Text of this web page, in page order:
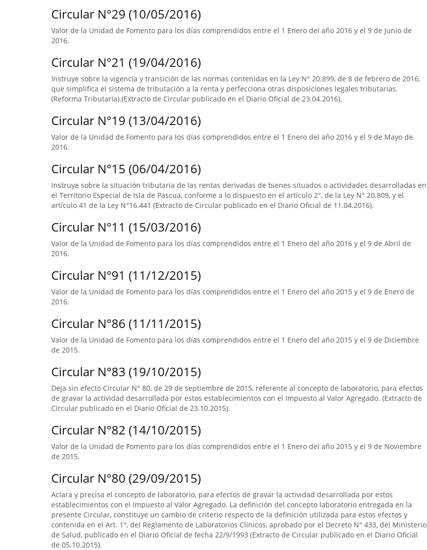
Circular N°29 (10/05/2016)
Valor de la Unidad de Fomento para los días comprendidos entre el 1 Enero del año 2016 y el 9 de Junio de
2016.
Circular N°21 (19/04/2016)
Instruye sobre la vigencia y transición de las normas contenidas en la Ley N° 20.899, de 8 de febrero de 2016,
que simplifica el sistema de tributación a la renta y perfecciona otras disposiciones legales tributarias.
(Reforma Tributaria).(Extracto de Circular publicado en el Diario Oficial de 23.04.2016).
Circular N°19 (13/04/2016)
Valor de la Unidad de Fomento para los días comprendidos entre el 1 Enero del año 2016 y el 9 de Mayo de
2016.
Circular N°15 (06/04/2016)
Instruye sobre la situación tributaria de las rentas derivadas de bienes situados o actividades desarrolladas en
el Territorio Especial de Isla de Pascua, conforme a lo dispuesto en el artículo 2°, de la Ley N° 20.809, y el
artículo 41 de la Ley N°16.441 (Extracto de Circular publicado en el Diario Oficial de 11.04.2016).
Circular N°11 (15/03/2016)
Valor de la Unidad de Fomento para los días comprendidos entre el 1 Enero del año 2016 y el 9 de Abril de
2016.
Circular N°91 (11/12/2015)
Valor de la Unidad de Fomento para los días comprendidos entre el 1 Enero del año 2015 y el 9 de Enero de
2016.
Circular N°86 (11/11/2015)
Valor de la Unidad de Fomento para los días comprendidos entre el 1 Enero del año 2015 y el 9 de Diciembre
de 2015.
Circular N°83 (19/10/2015)
Deja sin efecto Circular N° 80, de 29 de septiembre de 2015, referente al concepto de laboratorio, para efectos
de gravar la actividad desarrollada por estos establecimientos con el Impuesto al Valor Agregado. (Extracto de
Circular publicado en el Diario Oficial de 23.10.2015).
Circular N°82 (14/10/2015)
Valor de la Unidad de Fomento para los días comprendidos entre el 1 Enero del año 2015 y el 9 de Noviembre
de 2015.
Circular N°80 (29/09/2015)
Aclara y precisa el concepto de laboratorio, para efectos de gravar la actividad desarrollada por estos
establecimientos con el Impuesto al Valor Agregado. La definición del concepto laboratorio entregada en la
presente Circular, constituye un cambio de criterio respecto de la definición utilizada para estos efectos y
contenida en el Art. 1°, del Reglamento de Laboratorios Clínicos, aprobado por el Decreto N° 433, del Ministerio
de Salud, publicado en el Diario Oficial de fecha 22/9/1993 (Extracto de Circular publicado en el Diario Oficial
de 05.10.2015).